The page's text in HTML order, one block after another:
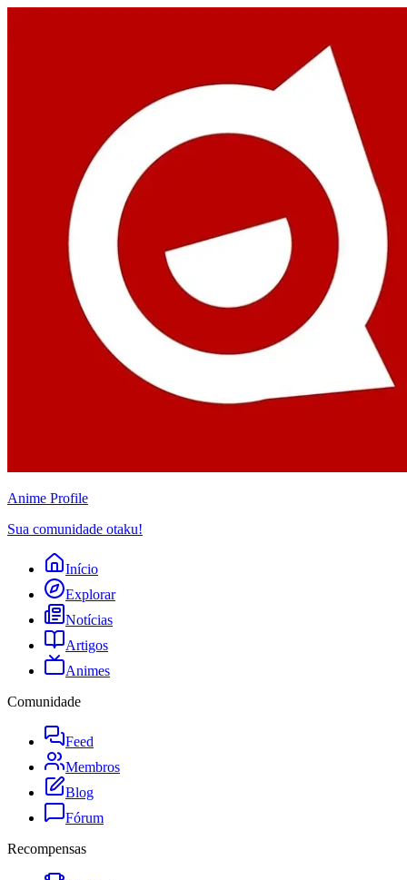
Anime Profile
Sua comunidade otaku!
Início
Explorar
Notícias
Artigos
Animes
Comunidade
Feed
Membros
Blog
Fórum
Recompensas